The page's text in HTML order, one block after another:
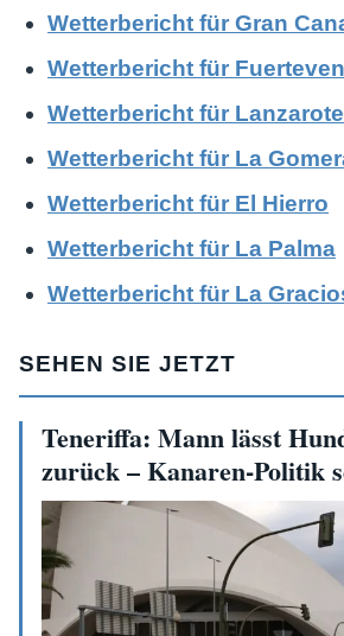
Wetterbericht für Gran
Wetterbericht für
Wetterbericht für Lanzarote
Wetterbericht für La
Wetterbericht für El Hierro
Wetterbericht für La Palma
Wetterbericht für La
SEHEN SIE JETZT
Teneriffa: Mann lässt
zurück – Kanaren-Politik